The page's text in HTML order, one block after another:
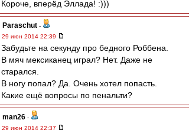
Короче, вперёд Эллада! :)))
Paraschut -
29 июн 2014 22:39
Забудьте на секунду про бедного Роббена.
В мяч мексиканец играл? Нет. Даже не
старался.
В ногу попал? Да. Очень хотел попасть.
Какие ещё вопросы по пенальти?
man26 -
29 июн 2014 22:37